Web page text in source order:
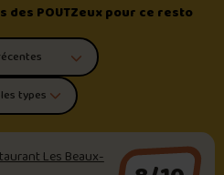
POUTZeux pour ce resto
Trier les commentaires
Filtrer par type de poutine
Les Beaux-